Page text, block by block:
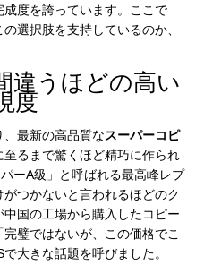
度を誇っています。ここで
選択肢を支持しているのか、
違うほどの高い
度
、最新の高品質なスーパーコピ
るまで驚くほど精巧に作られ
ーA級」と呼ばれる最高峰レプ
つかないと言われるほどのク
国の工場から購入したコピー
璧ではないが、この価格でこ
大きな話題を呼びました。